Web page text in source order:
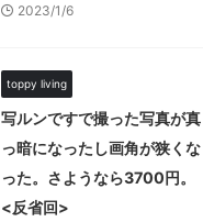
2023/1/6
toppy living
写ルンですで撮った写真が真
っ暗になったし画角が狭くな
った。さようなら3700円。
<反省回>